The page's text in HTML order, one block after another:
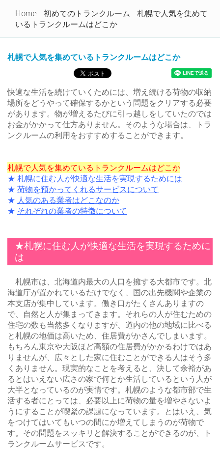
トランクルームを徹底比較！
Home 初めてのトランクルーム
札幌で人気を集めて
いるトランクルームはどこか
札幌で人気を集めているトランクルームはどこか
快適な生活を続けていくためには、増え続ける荷物の収納
場所をどうやって確保するかという問題をクリアする必要
があります。物が増えるたびに引っ越しをしていたのでは
お金がかかって仕方ありません。そのような場合は、トラ
ンクルームの利用をおすすめすることができます。
札幌で人気を集めているトランクルームはどこか
★ 札幌に住む人が快適な生活を実現するためには
★ 荷物を預かってくれるサービスについて
★ 人気のある業者はどこなのか
★ それぞれの業者の特徴について
★札幌に住む人が快適な生活を実現するために
は
札幌市は、北海道内最大の人口を擁する大都市です。北
海道庁が置かれているだけでなく、国の出先機関や企業の
本支店が集中しています。働き口がたくさんありますの
で、自然と人が集まってきます。それらの人が住むための
住宅の数も当然多くなりますが、道内の他の地域に比べる
と札幌の地価は高いため、住居費がかさんでしまいます。
もちろん東京や大阪ほど高額の住居費がかかるわけではあ
りませんが、広々とした家に住むことができる人はそう多
くありません。現実的なことを考えると、決して余裕があ
るとはいえない広さの家で何とか生活しているという人が
大半となっているのが実情です。札幌のような都市部で生
活する者にとっては、必要以上に荷物の量を増やさないよ
うにすることが喫緊の課題になっています。とはいえ、気
をつけてはいてもいつの間にか増えてしまうのが荷物で
す。その問題をスッキリと解決することができるのが、ト
ランクルームサービスです。